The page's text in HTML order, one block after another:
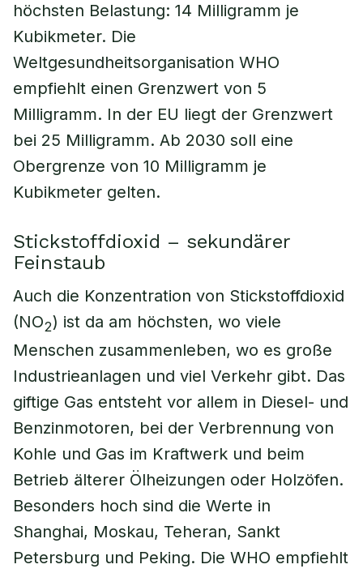
höchsten Belastung: 14 Milligramm je
Kubikmeter. Die
Weltgesundheitsorganisation WHO
empfiehlt einen Grenzwert von 5
Milligramm. In der EU liegt der Grenzwert
bei 25 Milligramm. Ab 2030 soll eine
Obergrenze von 10 Milligramm je
Kubikmeter gelten.
Stickstoffdioxid – sekundärer
Feinstaub
Auch die Konzentration von Stickstoffdioxid
(NO2) ist da am höchsten, wo viele
Menschen zusammenleben, wo es große
Industrieanlagen und viel Verkehr gibt. Das
giftige Gas entsteht vor allem in Diesel- und
Benzinmotoren, bei der Verbrennung von
Kohle und Gas im Kraftwerk und beim
Betrieb älterer Ölheizungen oder Holzöfen.
Besonders hoch sind die Werte in
Shanghai, Moskau, Teheran, Sankt
Petersburg und Peking. Die WHO empfiehlt